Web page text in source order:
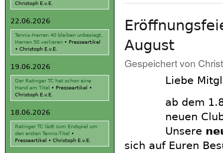
Christoph E.v.E.
22.06.2026
Tennis-Herren 40 bleiben unbesiegt,
Herren 50 verlieren • Presseartikel
• Christoph E.v.E.
19.06.2026
Der Ratinger TC hat schon eine
Hand am Titel
• Presseartikel
•
Christoph E.v.E.
18.06.2026
Ratinger TC lädt zum Endspiel um
den ersten Tennis-Titel
•
Presseartikel
• Christoph E.v.E.
August
Gespeichert von
Liebe
ab dem
neuen
Unsere
sich auf Euren